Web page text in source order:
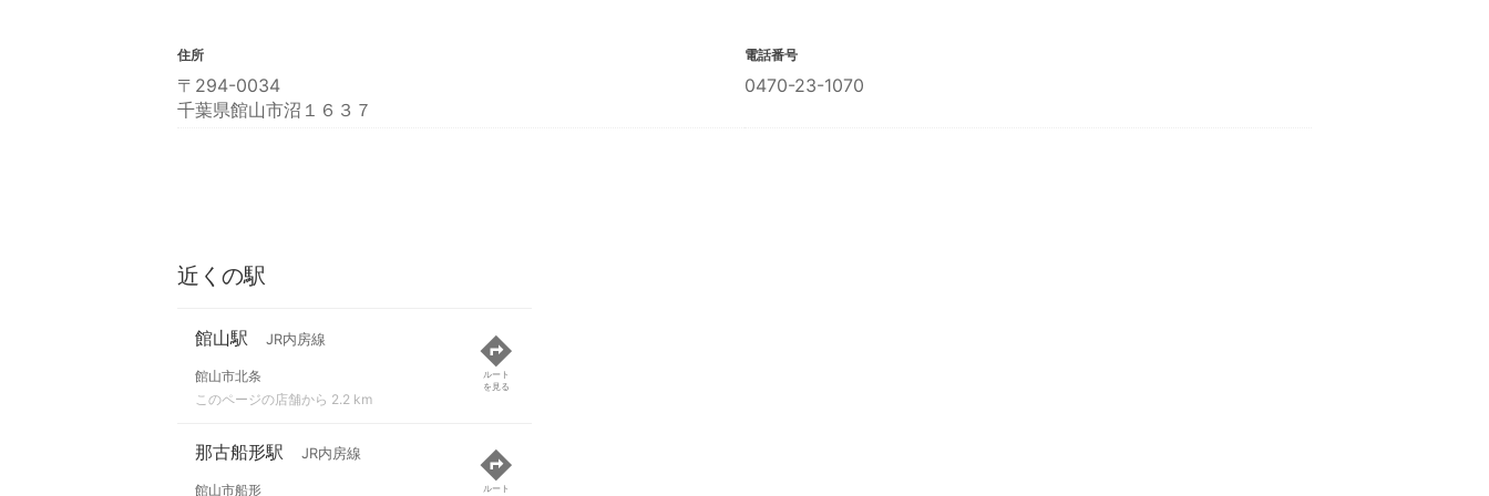
住所
〒294-0034
千葉県館山市沼１６３７
電話番号
0470-23-1070
近くの駅
館山駅 JR内房線
館山市北条
このページの店舗から 2.2 km
ルート
を見る
那古船形駅 JR内房線
館山市船形
ルート